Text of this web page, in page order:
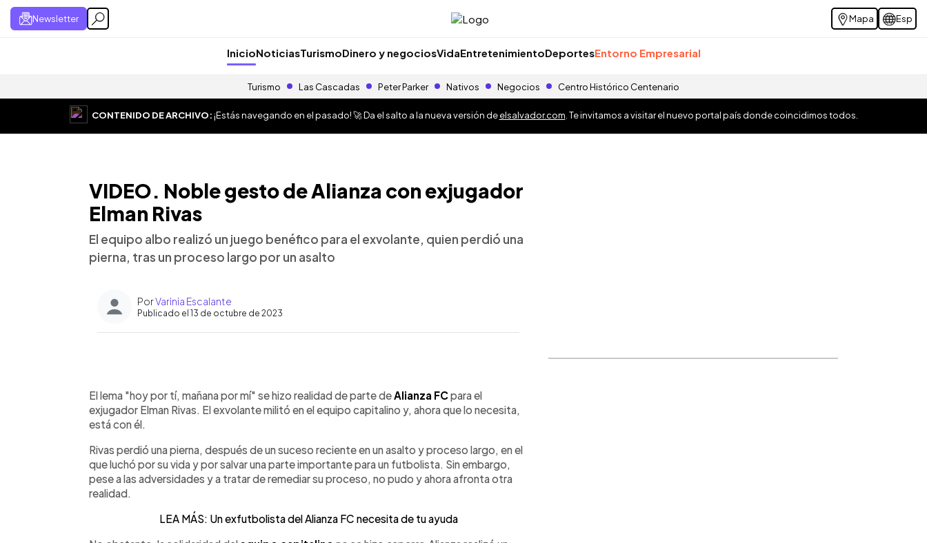
Newsletter Mapa Esp
InicioNoticiasTurismoDinero y negociosVidaEntretenimientoDeportesEntorno Empresarial
Turismo Las Cascadas Peter Parker Nativos Negocios Centro Histórico Centenario
CONTENIDO DE ARCHIVO:¡Estás navegando en el pasado! 🚀 Da el salto a la nueva versión deelsalvador.com . Te invitamos a visitar el nuevo portal país donde coincidimos todos.
VIDEO. Noble gesto de Alianza con exjugador
Elman Rivas
El equipo albo realizó un juego benéfico para el exvolante, quien perdió una
pierna, tras un proceso largo por un asalto
PorVarinia Escalante
Publicado el 13 de octubre de 2023
► Escuchar artículo
El lema "hoy por tí, mañana por mí" se hizo realidad de parte deAlianza FCpara el
exjugador Elman Rivas. El exvolante militó en el equipo capitalino y, ahora que lo necesita,
está con él.
Rivas perdió una pierna, después de un suceso reciente en un asalto y proceso largo, en el
que luchó por su vida y por salvar una parte importante para un futbolista. Sin embargo,
pese a las adversidades y a tratar de remediar su proceso, no pudo y ahora afronta otra
realidad.
LEA MÁS: Un exfutbolista del Alianza FC necesita de tu ayuda